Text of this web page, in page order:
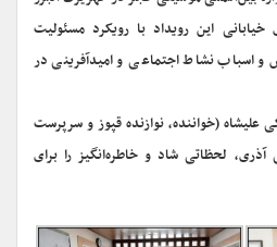
این رویداد با رویکرد مسئولیت
اسباب نشاط اجتماعی و امیدآفرینی در
علیشاه (خواننده، نوازنده قپوز و سرپرست
آذری، لحظاتی شاد و خاطره‌انگیز را برای